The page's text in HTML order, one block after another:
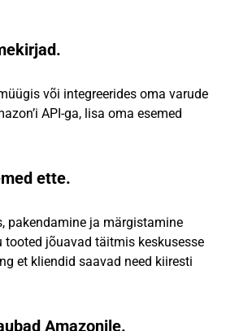
või integreerides oma varude
API-ga, lisa oma esemed
ette.
pakendamine ja märgistamine
tooted jõuavad täitmis keskusesse
et kliendid saavad need kiiresti
Amazonile.